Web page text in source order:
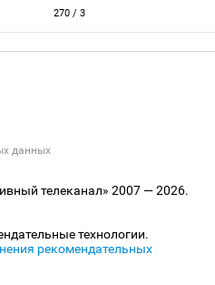
270 / 3
данных
телеканал» 2007 — 2026.
технологии.
рекомендательных